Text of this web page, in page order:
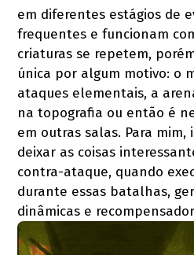
em diferentes estágios de
frequentes e funcionam
criaturas se repetem,
única por algum motivo: o
ataques elementais, a
na topografia ou então é
em outras salas. Para
deixar as coisas
contra-ataque, quando
durante essas batalhas,
dinâmicas e